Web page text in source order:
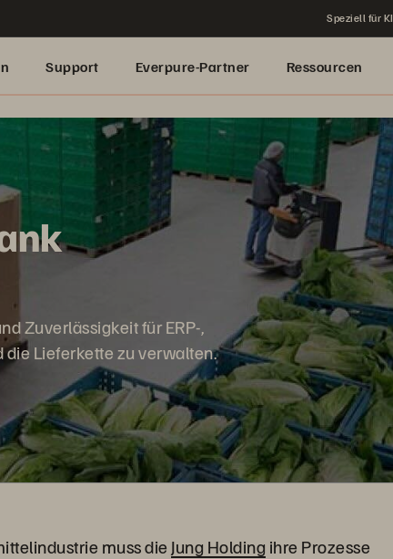
Speziell für KI
Support Everpure-Partner Ressourcen
Zuverlässigkeit für ERP-,
die Lieferkette zu verwalten.
muss die Jung Holding ihre Prozesse